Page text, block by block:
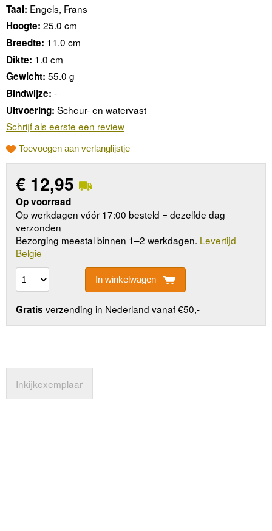
Taal: Engels, Frans
Hoogte: 25.0 cm
Breedte: 11.0 cm
Dikte: 1.0 cm
Gewicht: 55.0 g
Bindwijze: -
Uitvoering: Scheur- en watervast
Schrijf als eerste een review
Toevoegen aan verlanglijstje
€ 12,95
Op voorraad
Op werkdagen vóór 17:00 besteld = dezelfde dag
verzonden
Bezorging meestal binnen 1–2 werkdagen. Levertijd
Belgie
In winkelwagen
Gratis verzending in Nederland vanaf €50,-
Inkijkexemplaar